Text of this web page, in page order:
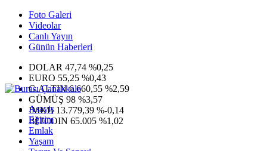
Foto Galeri
Videolar
Canlı Yayın
Günün Haberleri
DOLAR 47,74 %0,25
EURO 55,25 %0,43
G.ALTIN6.660,55 %2,59
GÜMÜŞ 98 %3,57
IMKB 13.779,39 %-0,14
BITCOIN 65.005 %1,02
Asayiş
Eğitim
Emlak
Yaşam